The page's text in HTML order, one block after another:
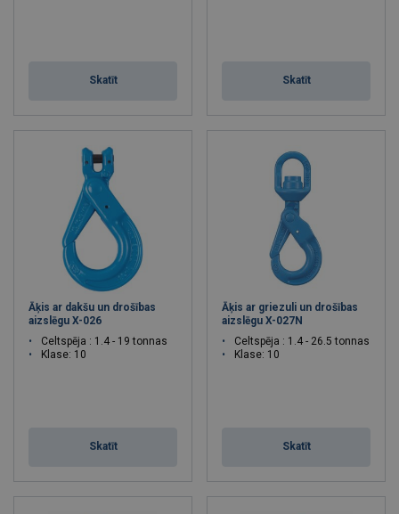
Skatīt Skatīt
Āķis ar dakšu un drošības
aizslēgu X-026
Celtspēja : 1.4 - 19 tonnas
Klase: 10
Skatīt
Āķis ar griezuli un drošības
aizslēgu X-027N
Celtspēja : 1.4 - 26.5 tonnas
Klase: 10
Skatīt